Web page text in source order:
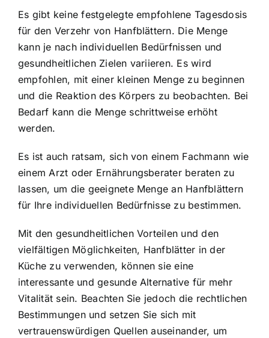
Es gibt keine festgelegte empfohlene Tagesdosis
für den Verzehr von Hanfblättern. Die Menge
kann je nach individuellen Bedürfnissen und
gesundheitlichen Zielen variieren. Es wird
empfohlen, mit einer kleinen Menge zu beginnen
und die Reaktion des Körpers zu beobachten. Bei
Bedarf kann die Menge schrittweise erhöht
werden.
Es ist auch ratsam, sich von einem Fachmann wie
einem Arzt oder Ernährungsberater beraten zu
lassen, um die geeignete Menge an Hanfblättern
für Ihre individuellen Bedürfnisse zu bestimmen.
Mit den gesundheitlichen Vorteilen und den
vielfältigen Möglichkeiten, Hanfblätter in der
Küche zu verwenden, können sie eine
interessante und gesunde Alternative für mehr
Vitalität sein. Beachten Sie jedoch die rechtlichen
Bestimmungen und setzen Sie sich mit
vertrauenswürdigen Quellen auseinander, um